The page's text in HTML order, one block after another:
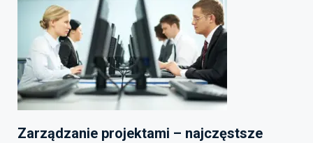
Zarządzanie projektami – najczęstsze